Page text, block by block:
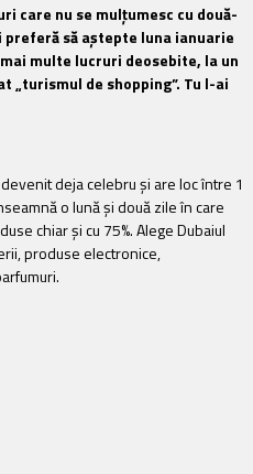
care nu se mulțumesc cu două-
să aștepte luna ianuarie
multe lucruri deosebite, la un
„turismul de shopping”. Tu l-ai
deja celebru și are loc între 1
o lună și două zile în care
chiar și cu 75%. Alege Dubaiul
produse electronice,